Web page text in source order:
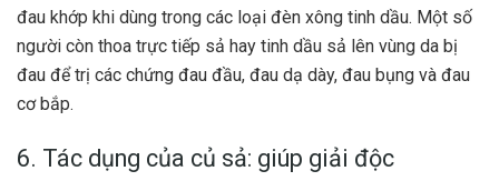
đau khớp khi dùng trong các loại đèn xông tinh dầu. Một số
người còn thoa trực tiếp sả hay tinh dầu sả lên vùng da bị
đau để trị các chứng đau đầu, đau dạ dày, đau bụng và đau
cơ bắp.
6. Tác dụng của củ sả: giúp giải độc